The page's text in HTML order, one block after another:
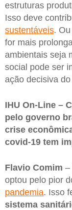
estruturas
Isso deve
sustentáveis.
for mais
ambientais seja
social pode ser
ação decisiva
IHU On-Line –
pelo governo
crise
covid-19 tem
Flavio Comim –
optou pelo pior
pandemia. Isso
sistema